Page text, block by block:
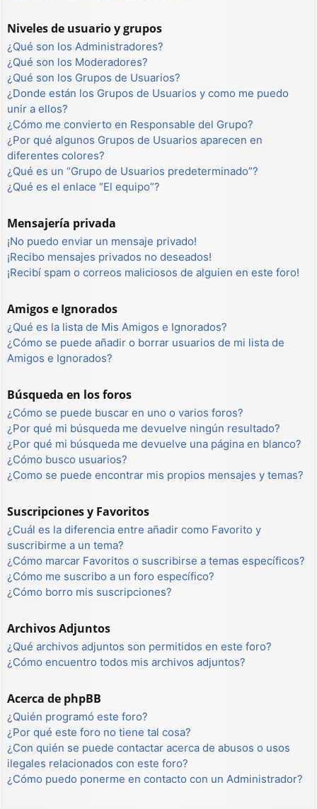
Niveles de usuario y grupos
¿Qué son los Administradores?
¿Qué son los Moderadores?
¿Qué son los Grupos de Usuarios?
¿Donde están los Grupos de Usuarios y como me puedo
unir a ellos?
¿Cómo me convierto en Responsable del Grupo?
¿Por qué algunos Grupos de Usuarios aparecen en
diferentes colores?
¿Qué es un “Grupo de Usuarios predeterminado”?
¿Qué es el enlace “El equipo”?
Mensajería privada
¡No puedo enviar un mensaje privado!
¡Recibo mensajes privados no deseados!
¡Recibí spam o correos maliciosos de alguien en este foro!
Amigos e Ignorados
¿Qué es la lista de Mis Amigos e Ignorados?
¿Cómo se puede añadir o borrar usuarios de mi lista de
Amigos e Ignorados?
Búsqueda en los foros
¿Cómo se puede buscar en uno o varios foros?
¿Por qué mi búsqueda me devuelve ningún resultado?
¿Por qué mi búsqueda me devuelve una página en blanco?
¿Cómo busco usuarios?
¿Como se puede encontrar mis propios mensajes y temas?
Suscripciones y Favoritos
¿Cuál es la diferencia entre añadir como Favorito y
suscribirme a un tema?
¿Cómo marcar Favoritos o suscribirse a temas específicos?
¿Cómo me suscribo a un foro específico?
¿Cómo borro mis suscripciones?
Archivos Adjuntos
¿Qué archivos adjuntos son permitidos en este foro?
¿Cómo encuentro todos mis archivos adjuntos?
Acerca de phpBB
¿Quién programó este foro?
¿Por qué este foro no tiene tal cosa?
¿Con quién se puede contactar acerca de abusos o usos
ilegales relacionados con este foro?
¿Cómo puedo ponerme en contacto con un Administrador?